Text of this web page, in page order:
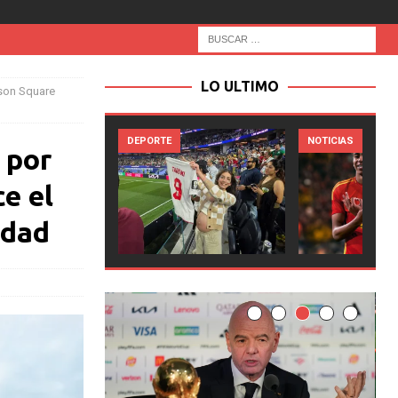
Square
por
el
LO ULTIMO
NOTICIAS NOTICIAS